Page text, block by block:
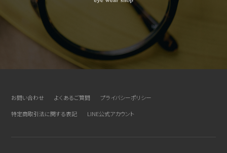
お問い合わせ よくあるご質問
プライバシーポリシー
特定商取引法に関する表記
LINE公式アカウント